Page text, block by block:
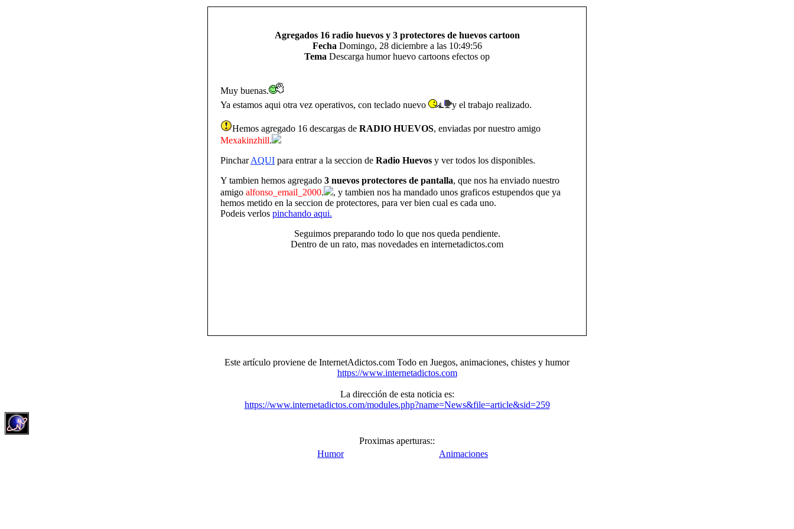
Agregados 16 radio huevos y 3 protectores de huevos cartoon
Fecha Domingo, 28 diciembre a las 10:49:56
Tema Descarga humor huevo cartoons efectos op
Muy buenas.
Ya estamos aqui otra vez operativos, con teclado nuevo
y el trabajo realizado.
Hemos agregado 16 descargas de RADIO HUEVOS, enviadas por nuestro amigo
Mexakinzhill.
PincharAQUI para entrar a la seccion de Radio Huevos y ver todos los disponibles.
Y tambien hemos agregado 3 nuevos protectores de pantalla, que nos ha enviado nuestro
amigo alfonso_email_2000.
, y tambien nos ha mandado unos graficos estupendos que ya
hemos metido en la seccion de protectores, para ver bien cual es cada uno.
Podeis verlos pinchando aqui.
Seguimos preparando todo lo que nos queda pendiente.
Dentro de un rato, mas novedades en internetadictos.com
Este artículo proviene de InternetAdictos.com Todo en Juegos, animaciones, chistes y humor
https://www.internetadictos.com
La dirección de esta noticia es:
https://www.internetadictos.com/modules.php?name=News&file=article&sid=259
Proximas aperturas::
Humor
Animaciones